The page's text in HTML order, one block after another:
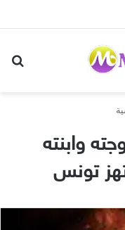
وابنته
تونس